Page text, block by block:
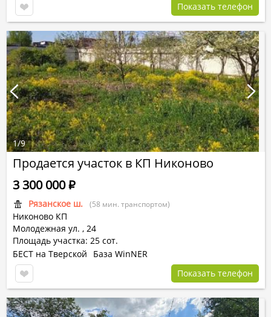
Показать телефон
Продается участок в КП Никоново
Рязанское ш. (58 мин. транспортом)
Никоново КП
Молодежная ул. , 24
Площадь участка: 25 сот.
3 300 000Р
БЕСТ на Тверской
База WinNER
Показать телефон
1/9